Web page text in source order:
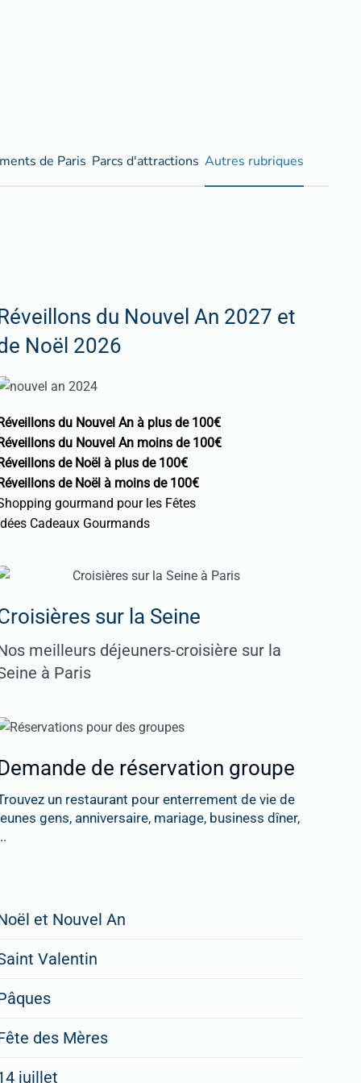
de Paris Parcs d'attractions Autres rubriques
du Nouvel An 2027 et
Noël 2026
du Nouvel An à plus de 100€
du Nouvel An moins de 100€
de Noël à plus de 100€
de Noël à moins de 100€
gourmand pour les Fêtes
Cadeaux Gourmands
sur la Seine
meilleurs déjeuners-croisière sur la
à Paris
de réservation groupe
un restaurant pour enterrement de vie de
gens, anniversaire, mariage, business dîner,
figurer
vos
spéciaux
et Nouvel An
Valentin
des Mères
juillet